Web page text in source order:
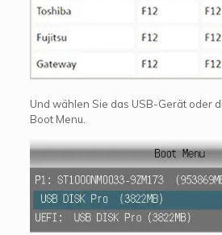
Und wählen Sie das USB-Gerät oder
Boot Menu.